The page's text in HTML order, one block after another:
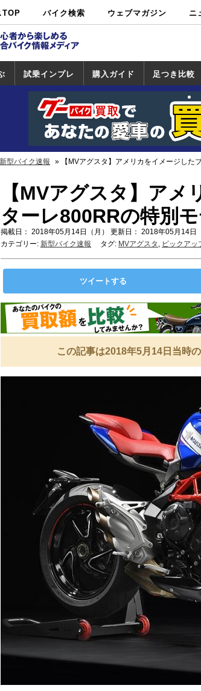
TOP バイク検索
中古バイ
ク・新車検
カタログ検
索
ショップ検
索
ウェブマガジン ニ
試乗インプレ
試乗インプレ
一覧
ホンダ
ヤマハ
スズキ
カワサキ
ハーレー
BMW
トライアンフ
ドゥカティ
購入ガイド
一覧
足つき比較
新型バイク速報 【MVアグスタ】アメリカをイメージした
【MVアグスタ】ア
ターレ800RRの特別
掲載日： 2018年05月14日（月） 更新日： 2018年05月14日
カテゴリー: 新型バイク速報 タグ: MVアグスタ , ピックアッ
ツイートする
この記事は2018年5月14日当時